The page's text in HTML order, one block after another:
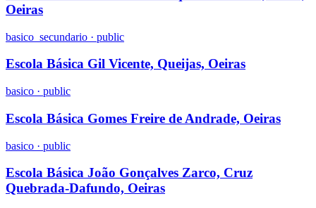
Oeiras
basico_secundario · public
Escola Básica Gil Vicente, Queijas, Oeiras
basico · public
Escola Básica Gomes Freire de Andrade, Oeiras
basico · public
Escola Básica João Gonçalves Zarco, Cruz
Quebrada-Dafundo, Oeiras